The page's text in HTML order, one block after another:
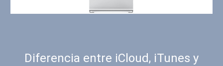
Diferencia entre iCloud, iTunes y